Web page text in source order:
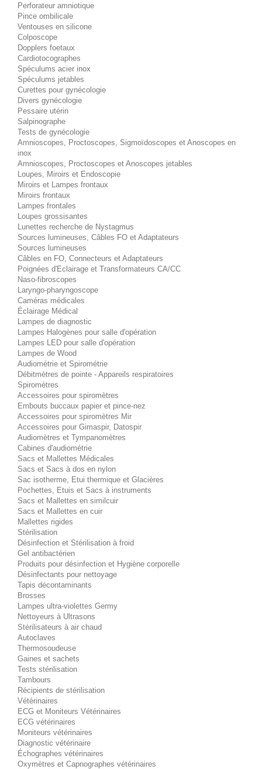
Perforateur amniotique
Pince ombilicale
Ventouses en silicone
Colposcope
Dopplers foetaux
Cardiotocographes
Spéculums acier inox
Spéculums jetables
Curettes pour gynécologie
Divers gynécologie
Pessaire utérin
Salpinographe
Tests de gynécologie
Amnioscopes, Proctoscopes, Sigmoïdoscopes et Anoscopes en
inox
Amnioscopes, Proctoscopes et Anoscopes jetables
Loupes, Miroirs et Endoscopie
Miroirs et Lampes frontaux
Miroirs frontaux
Lampes frontales
Loupes grossisantes
Lunettes recherche de Nystagmus
Sources lumineuses, Câbles FO et Adaptateurs
Sources lumineuses
Câbles en FO, Connecteurs et Adaptateurs
Poignées d'Eclairage et Transformateurs CA/CC
Naso-fibroscopes
Laryngo-pharyngoscope
Caméras médicales
Éclairage Médical
Lampes de diagnostic
Lampes Halogènes pour salle d'opération
Lampes LED pour salle d'opération
Lampes de Wood
Audiométrie et Spirométrie
Débitmètres de pointe - Appareils respiratoires
Spiromètres
Accessoires pour spiromètres
Embouts buccaux papier et pince-nez
Accessoires pour spiromètres Mir
Accessoires pour Gimaspir, Datospir
Audiomètres et Tympanomètres
Cabines d'audiométrie
Sacs et Mallettes Médicales
Sacs et Sacs à dos en nylon
Sac isotherme, Etui thermique et Glacières
Pochettes, Etuis et Sacs à instruments
Sacs et Mallettes en similcuir
Sacs et Mallettes en cuir
Mallettes rigides
Stérilisation
Désinfection et Stérilisation à froid
Gel antibactérien
Produits pour désinfection et Hygiène corporelle
Désinfectants pour nettoyage
Tapis décontaminants
Brosses
Lampes ultra-violettes Germy
Nettoyeurs à Ultrasons
Stérilisateurs à air chaud
Autoclaves
Thermosoudeuse
Gaines et sachets
Tests stérilisation
Tambours
Récipients de stérilisation
Vétérinaires
ECG et Moniteurs Vétérinaires
ECG vétérinaires
Moniteurs vétérinaires
Diagnostic vétérinaire
Échographes vétérinaires
Oxymètres et Capnographes vétérinaires